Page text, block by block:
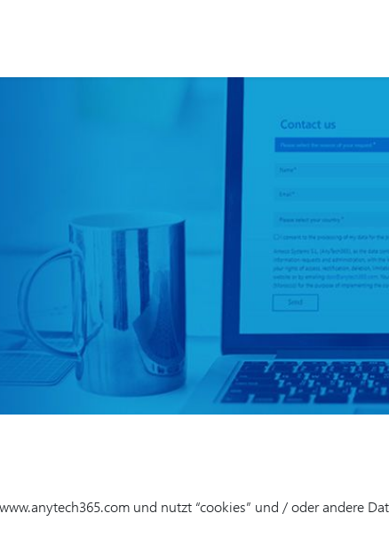
und nutzt “cookies” und / oder andere